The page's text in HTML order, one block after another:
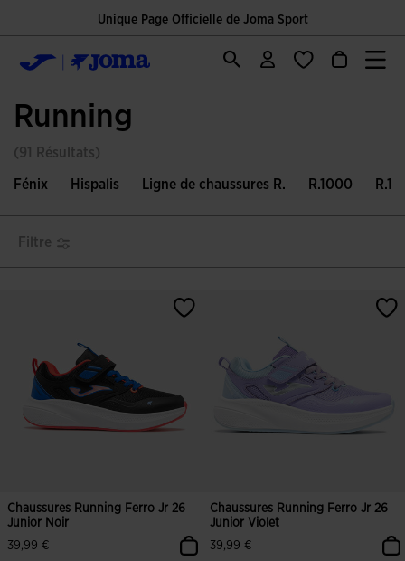
Unique Page Officielle de Joma Sport
Running
(91 Résultats)
Fénix Hispalis Ligne de chaussures R. R.1000
Filtre
Chaussures Running Ferro Jr 26
Junior Noir
39,99 €
Chaussures Running Ferro Jr 26
Junior Violet
39,99 €